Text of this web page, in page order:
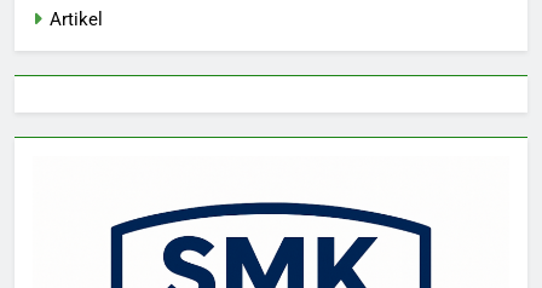
Artikel